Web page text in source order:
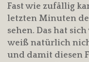
Fast wie zufällig
letzten Minuten
sehen. Das hat
weiß natürlich
und damit diesen